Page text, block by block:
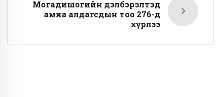
Могадишогийн дэлбэрэлтэд
амиа алдагсдын тоо 276-д
хүрлээ